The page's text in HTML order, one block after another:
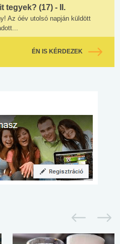
tegyek? (17) - II.
Az óév utolsó napján küldött
ÉN IS KÉRDEZEK